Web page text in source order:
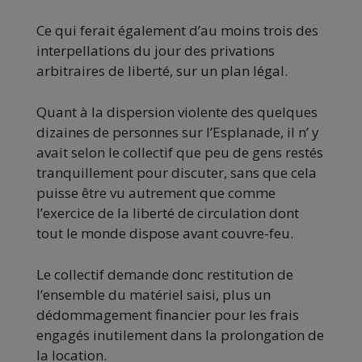
Ce qui ferait également d’au moins trois des
interpellations du jour des privations
arbitraires de liberté, sur un plan légal.
Quant à la dispersion violente des quelques
dizaines de personnes sur l’Esplanade, il n’ y
avait selon le collectif que peu de gens restés
tranquillement pour discuter, sans que cela
puisse être vu autrement que comme
l’exercice de la liberté de circulation dont
tout le monde dispose avant couvre-feu.
Le collectif demande donc restitution de
l’ensemble du matériel saisi, plus un
dédommagement financier pour les frais
engagés inutilement dans la prolongation de
la location.